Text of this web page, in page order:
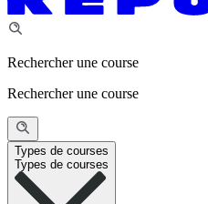
Rechercher une course
Rechercher une course
Types de courses
Types de courses